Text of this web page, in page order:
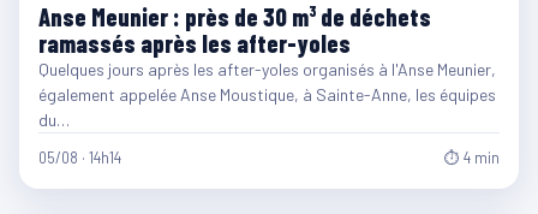
Anse Meunier : près de 30 m³ de déchets
ramassés après les after-yoles
Quelques jours après les after-yoles organisés à l'Anse Meunier,
également appelée Anse Moustique, à Sainte-Anne, les équipes
du…
05/08 · 14h14 ⏱ 4 min